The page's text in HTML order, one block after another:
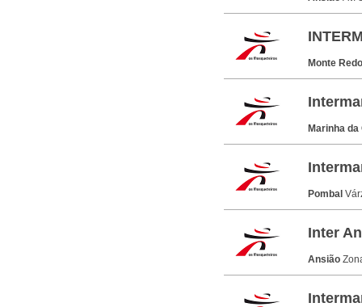
Monte
Marinha
Pombal
Inter
Ansião